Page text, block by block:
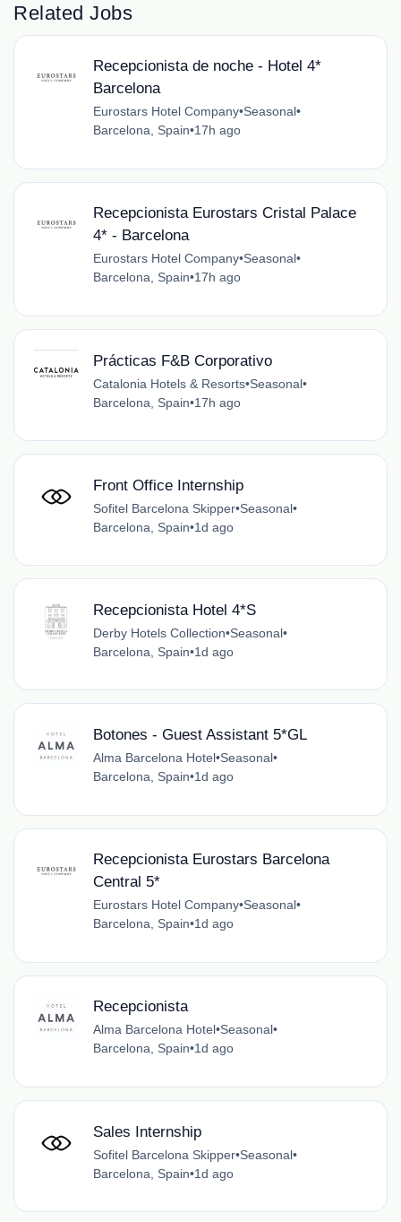
Related Jobs
Recepcionista de noche - Hotel 4*
Barcelona
Eurostars Hotel Company•Seasonal•
Barcelona, Spain•17h ago
Recepcionista Eurostars Cristal Palace
4* - Barcelona
Eurostars Hotel Company•Seasonal•
Barcelona, Spain•17h ago
Prácticas F&B Corporativo
Catalonia Hotels & Resorts•Seasonal•
Barcelona, Spain•17h ago
Front Office Internship
Sofitel Barcelona Skipper•Seasonal•
Barcelona, Spain•1d ago
Recepcionista Hotel 4*S
Derby Hotels Collection•Seasonal•
Barcelona, Spain•1d ago
Botones - Guest Assistant 5*GL
Alma Barcelona Hotel•Seasonal•
Barcelona, Spain•1d ago
Recepcionista Eurostars Barcelona
Central 5*
Eurostars Hotel Company•Seasonal•
Barcelona, Spain•1d ago
Recepcionista
Alma Barcelona Hotel•Seasonal•
Barcelona, Spain•1d ago
Sales Internship
Sofitel Barcelona Skipper•Seasonal•
Barcelona, Spain•1d ago